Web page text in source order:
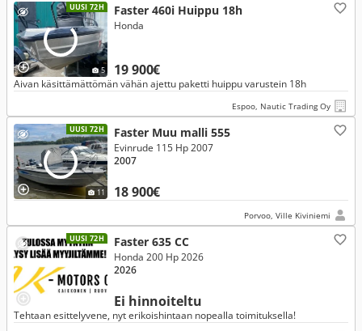
UUSI 72H
5
Faster 460i Huippu 18h
19 900€
Honda
Aivan käsittämättömän vähän ajettu paketti huippu varustein 18h
Espoo, Nautic Trading Oy
UUSI 72H
11
Faster Muu malli 555
18 900€
Evinrude 115 Hp 2007
2007
Porvoo, Ville Kiviniemi
UUSI 72H Faster 635 CC
Ei hinnoiteltu
Honda 200 Hp 2026
2026
Tehtaan esittelyvene, nyt erikoishintaan nopealla toimituksella!